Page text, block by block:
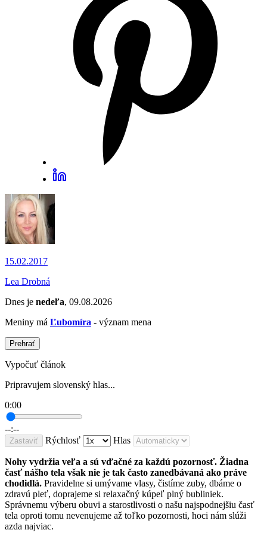
15.02.2017
Lea Drobná
Dnes je nedeľa, 09.08.2026
Meniny má Ľubomíra - význam mena
Prehrať
Vypočuť článok
Pripravujem slovenský hlas...
0:00
--:--
Zastaviť Rýchlosť Hlas
Nohy vydržia veľa a sú vďačné za každú pozornosť. Žiadna
časť nášho tela však nie je tak často zanedbávaná ako práve
chodidlá. Pravidelne si umývame vlasy, čistíme zuby, dbáme o
zdravú pleť, doprajeme si relaxačný kúpeľ plný bubliniek.
Správnemu výberu obuvi a starostlivosti o našu najspodnejšiu časť
tela oproti tomu nevenujeme až toľko pozornosti, hoci nám slúži
azda najviac.